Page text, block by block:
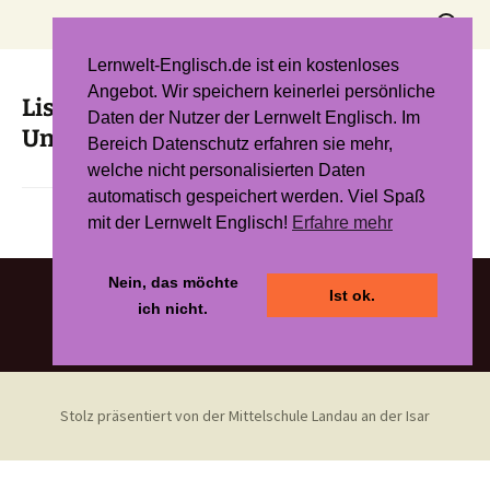
Suchen
Listen and Write: New Highlight 10 –
Unit 2
Stolz präsentiert von der Mittelschule Landau an der Isar
Lernwelt-Englisch.de ist ein kostenloses
Angebot. Wir speichern keinerlei persönliche
Daten der Nutzer der Lernwelt Englisch. Im
Bereich Datenschutz erfahren sie mehr,
welche nicht personalisierten Daten
automatisch gespeichert werden. Viel Spaß
mit der Lernwelt Englisch! Erfahre mehr
Nein, das möchte
ich nicht.
Ist ok.